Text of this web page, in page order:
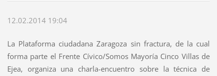
12.02.2014 19:04
La Plataforma ciudadana Zaragoza sin fractura, de la cual
forma parte el Frente Cívico/Somos Mayoría Cinco Villas de
Ejea, organiza una charla-encuentro sobre la técnica de